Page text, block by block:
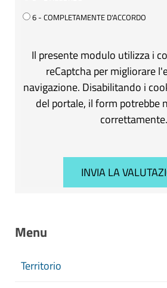
6 - COMPLETAMENTE D'ACCORDO
Il presente modulo utilizza i
reCaptcha per migliorare
navigazione. Disabilitando i
del portale, il form potrebbe
correttamente.
Menu
Territorio